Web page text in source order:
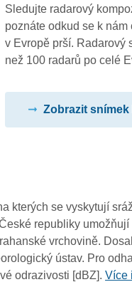
Sledujte radarový
poznáte odkud se k
v Evropě prší. Radarový
než 100 radarů po celé
Zobrazit
kterých se vyskytují
republiky
vrchovině.
ústav. Pro
odrazivosti [dBZ].Více